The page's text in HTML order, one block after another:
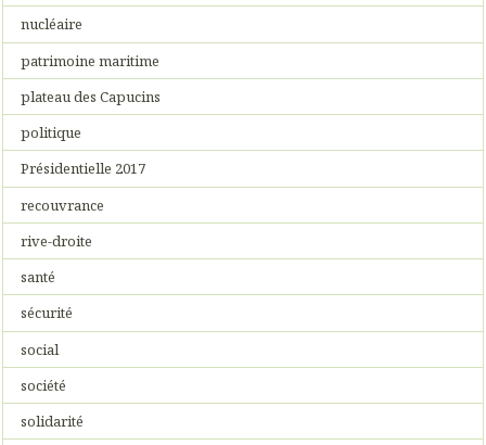
nucléaire
patrimoine maritime
plateau des Capucins
politique
Présidentielle 2017
recouvrance
rive-droite
santé
sécurité
social
société
solidarité